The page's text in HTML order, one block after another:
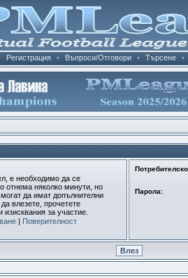
Регистрация • Въпроси/Отговори • Търсене •
е необходимо да се
отнема няколко минути, но
да имат допълнителни
влезете, прочетете
за участие.
| Поверителност
Парола: